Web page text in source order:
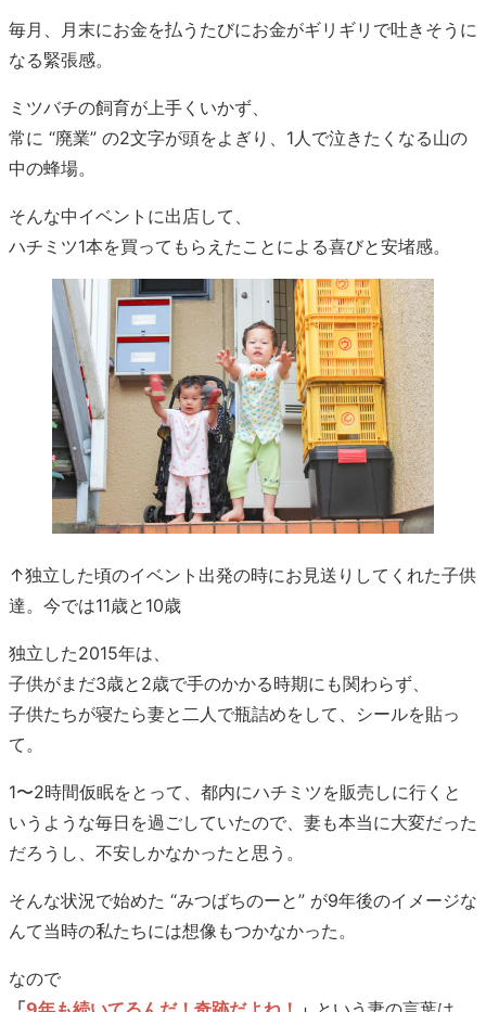
毎月、月末にお金を払うたびにお金がギリギリで吐きそうに
なる緊張感。
ミツバチの飼育が上手くいかず、
常に “廃業” の2文字が頭をよぎり、1人で泣きたくなる山の
中の蜂場。
そんな中イベントに出店して、
ハチミツ1本を買ってもらえたことによる喜びと安堵感。
↑独立した頃のイベント出発の時にお見送りしてくれた子供
達。今では11歳と10歳
独立した2015年は、
子供がまだ3歳と2歳で手のかかる時期にも関わらず、
子供たちが寝たら妻と二人で瓶詰めをして、シールを貼っ
て。
1〜2時間仮眠をとって、都内にハチミツを販売しに行くと
いうような毎日を過ごしていたので、妻も本当に大変だった
だろうし、不安しかなかったと思う。
そんな状況で始めた “みつばちのーと” が9年後のイメージな
んて当時の私たちには想像もつかなかった。
なので